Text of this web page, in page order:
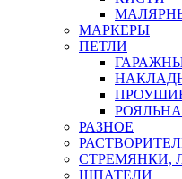
МАРКЕРЫ
ПЕТЛИ
РАЗНОЕ
СТРЕМЯНКИ,
ШПАТЕЛИ